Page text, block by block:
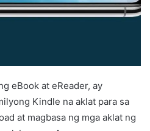
eBook at eReader, ay
Kindle na aklat para sa
at magbasa ng mga aklat ng